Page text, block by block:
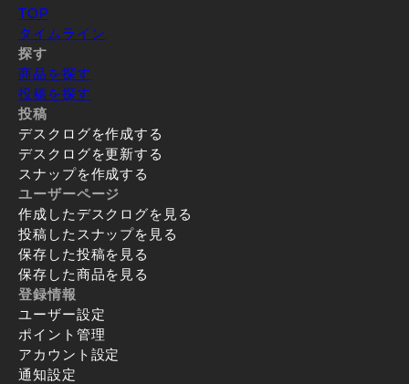
TOP
タイムライン
探す
商品を探す
投稿を探す
投稿
デスクログを作成する
デスクログを更新する
スナップを作成する
ユーザーページ
作成したデスクログを見る
投稿したスナップを見る
保存した投稿を見る
保存した商品を見る
登録情報
ユーザー設定
ポイント管理
アカウント設定
通知設定